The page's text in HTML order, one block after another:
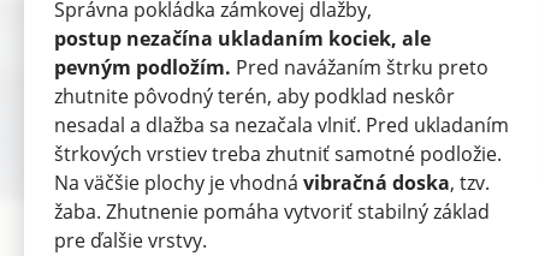
Správna pokládka zámkovej dlažby,
postup nezačína ukladaním kociek, ale
pevným podložím. Pred navážaním štrku preto
zhutnite pôvodný terén, aby podklad neskôr
nesadal a dlažba sa nezačala vlniť. Pred ukladaním
štrkových vrstiev treba zhutniť samotné podložie.
Na väčšie plochy je vhodná vibračná doska, tzv.
žaba. Zhutnenie pomáha vytvoriť stabilný základ
pre ďalšie vrstvy.